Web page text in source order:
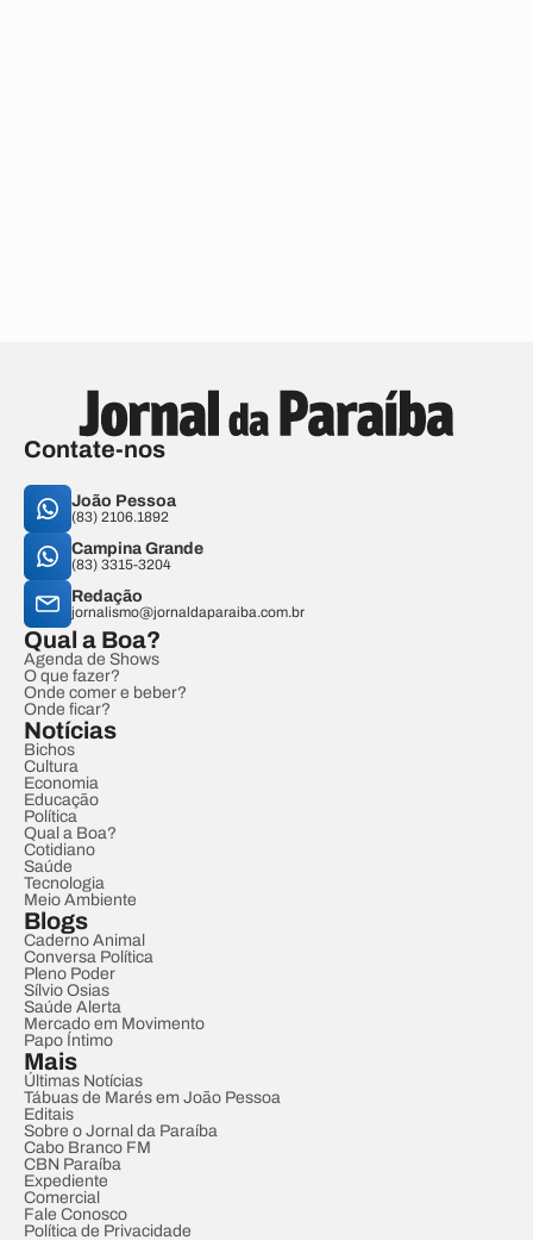
Contate-nos
João Pessoa
(83) 2106.1892
Campina Grande
(83) 3315-3204
Redação
jornalismo@jornaldaparaiba.com.br
Qual a Boa?
Agenda de Shows
O que fazer?
Onde comer e beber?
Onde ficar?
Notícias
Bichos
Cultura
Economia
Educação
Política
Qual a Boa?
Cotidiano
Saúde
Tecnologia
Meio Ambiente
Blogs
Caderno Animal
Conversa Política
Pleno Poder
Sílvio Osias
Saúde Alerta
Mercado em Movimento
Papo Íntimo
Mais
Últimas Notícias
Tábuas de Marés em João Pessoa
Editais
Sobre o Jornal da Paraíba
Cabo Branco FM
CBN Paraíba
Expediente
Comercial
Fale Conosco
Política de Privacidade